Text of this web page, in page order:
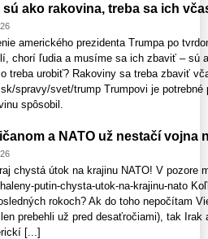
sú ako rakovina, treba sa ich
amerického prezidenta Trumpa po
chorí ľudia a musíme sa ich zbaviť – sú
treba urobiť? Rakoviny sa treba zbaviť
spravy/svet/trump Trumpovi je
spôsobil.
a NATO už nestačí vojna
chystá útok na krajinu NATO! V
putin-chysta-utok-na-krajinu-nato
rokoch? Ak do toho nepočítam
prebehli už pred desaťročiami), tak
[...]